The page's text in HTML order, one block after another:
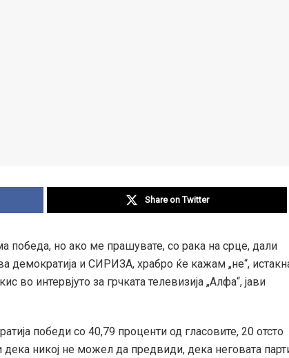
Share on Twitter
победа, но ако ме прашувате, со рака на срце, дали
демократија и СИРИЗА, храбро ќе кажам „не“,
во интервјуто за грчката телевизија „Алфа“, јави
победи со 40,79 проценти од гласовите, 20 отсто
никој не можел да предвиди, дека неговата